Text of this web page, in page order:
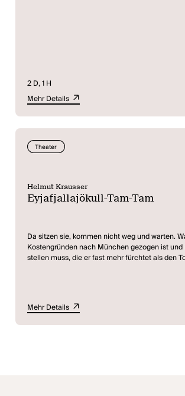
2 D, 1 H
Mehr Details
Theater
Helmut Krausser
Eyjafjallajökull-Tam-Tam
Da sitzen sie, kommen nicht weg und warten.
Kostengründen nach München gezogen ist
stellen muss, die er fast mehr fürchtet als den
Eyjafjallajökull-Tam-Tam
weggelassen oder durch Film-Einspielungen
Mehr Details